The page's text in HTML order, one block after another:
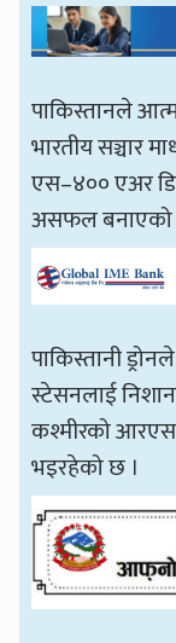
पाकिस्तानले
भारतीय सञ्चार
एस–४०० एअर
असफल बनाएको
पाकिस्तानी
स्टेसनलाई
कश्मीरको
भइरहेको छ ।